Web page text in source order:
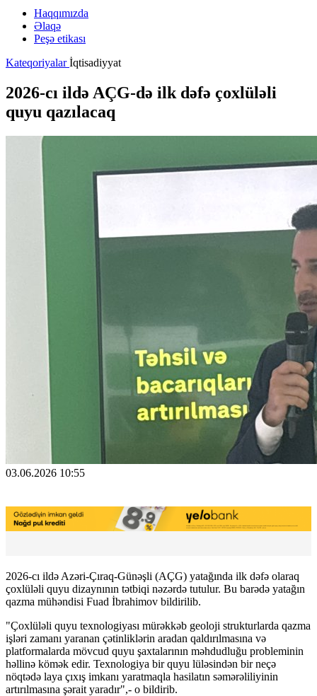
Haqqımızda
Əlaqə
Peşə etikası
Kateqoriyalarİqtisadiyyat
2026-cı ildə AÇG-də ilk dəfə çoxlüləli
quyu qazılacaq
03.06.2026 10:55
2026-cı ildə Azəri-Çıraq-Günəşli (AÇG) yatağında ilk dəfə olaraq
çoxlüləli quyu dizaynının tətbiqi nəzərdə tutulur. Bu barədə yatağın
qazma mühəndisi Fuad İbrahimov bildirilib.
"Çoxlüləli quyu texnologiyası mürəkkəb geoloji strukturlarda qazma
işləri zamanı yaranan çətinliklərin aradan qaldırılmasına və
platformalarda mövcud quyu şaxtalarının məhdudluğu probleminin
həllinə kömək edir. Texnologiya bir quyu lüləsindən bir neçə
nöqtədə laya çıxış imkanı yaratmaqla hasilatın səmərəliliyinin
artırılmasına şərait yaradır",- o bildirib.